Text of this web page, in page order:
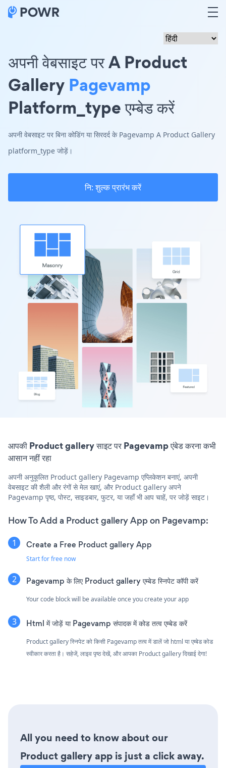
अपनी वेबसाइट पर A Product
Gallery Pagevamp
Platform_type एम्बेड करें
अपनी वेबसाइट पर बिना कोडिंग या सिरदर्द के Pagevamp A Product Gallery
platform_type जोड़ें।
नि: शुल्क प्रारंभ करें
आपकी Product gallery साइट पर Pagevamp एंबेड करना कभी
आसान नहीं रहा
अपनी अनुकूलित Product gallery Pagevamp एप्लिकेशन बनाएं, अपनी
वेबसाइट की शैली और रंगों से मेल खाएं, और Product gallery अपने
Pagevamp पृष्ठ, पोस्ट, साइडबार, फुटर, या जहाँ भी आप चाहें, पर जोड़ें साइट।
How To Add a Product gallery App on Pagevamp:
Create a Free Product gallery App
Start for free now
Pagevamp के लिए Product gallery एम्बेड स्निपेट कॉपी करें
Your code block will be available once you create your app
Html में जोड़ें या Pagevamp संपादक में कोड तत्व एम्बेड करें
Product gallery स्निपेट को किसी Pagevamp तत्व में डालें जो html या एम्बेड कोड
स्वीकार करता है। सहेजें, लाइव पृष्ठ देखें, और आपका Product gallery दिखाई देगा!
All you need to know about our
Product gallery app is just a click away.